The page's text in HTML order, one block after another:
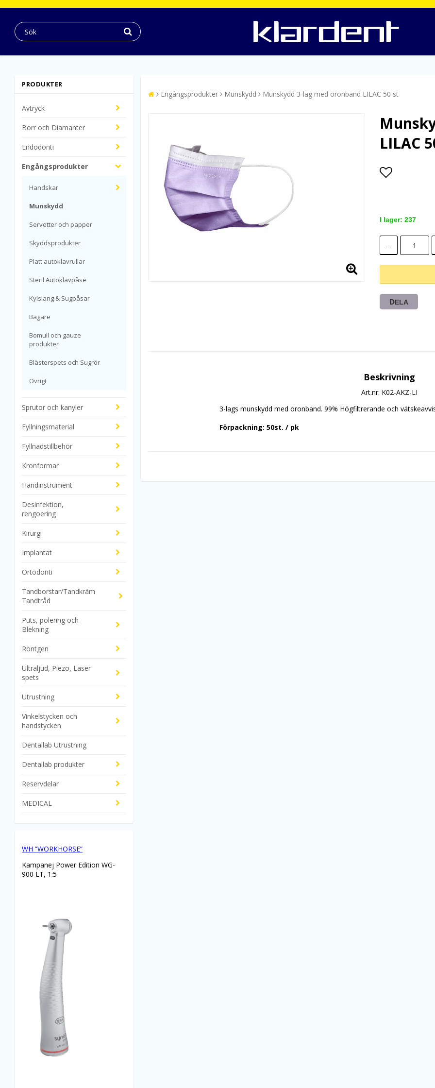
PRODUKTER
Avtryck
Borr och Diamanter
Endodonti
Engångsprodukter
Handskar
Munskydd
Servetter och papper
Skyddsprodukter
Platt autoklavrullar
Steril Autoklavpåse
Kylslang & Sugpåsar
Bägare
Bomull och gauze
produkter
Blästerspets och Sugrör
Ovrigt
Sprutor och kanyler
Fyllningsmaterial
Fyllnadstillbehör
Kronformar
Handinstrument
Desinfektion,
rengoering
Kirurgi
Implantat
Ortodonti
Tandborstar/Tandkräm
Tandtråd
Puts, polering och
Blekning
Röntgen
Ultraljud, Piezo, Laser
spets
Utrustning
Vinkelstycken och
handstycken
Dentallab Utrustning
Dentallab produkter
Reservdelar
MEDICAL
WH ”WORKHORSE”
Kampanej Power Edition WG-
900 LT, 1:5
Engångsprodukter Munskydd Munskydd 3-lag med öronband LILAC 50 st
LILAC
I lager: 237
-
DELA
Beskrivning
Art.nr: K02-AKZ-LI
3-lags munskydd med öronband. 99% Högfiltrerande och
Förpackning: 50st. / pk